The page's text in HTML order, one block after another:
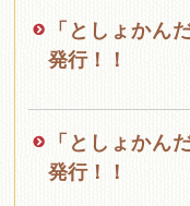
「としょかん
発行！！
「としょかん
発行！！